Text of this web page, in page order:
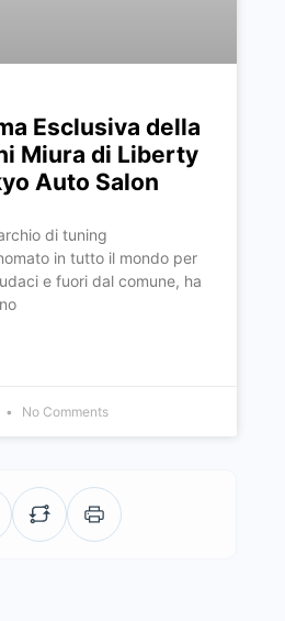
Esclusiva della
Miura di Liberty
Auto Salon
di tuning
in tutto il mondo per
e fuori dal comune, ha
No Comments